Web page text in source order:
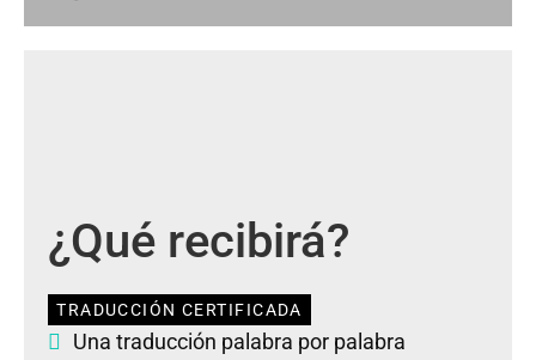
¿Qué recibirá?
TRADUCCIÓN CERTIFICADA
Una traducción palabra por palabra